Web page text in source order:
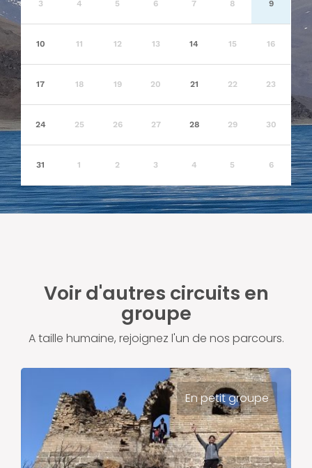
3 4 5 6 7 8 9
10 11 12 13 14 15 16
17 18 19 20 21 22 23
24 25 26 27 28 29 30
31 1 2 3 4 5 6
Voir d'autres circuits en
groupe
A taille humaine, rejoignez l'un de nos parcours.
En petit groupe